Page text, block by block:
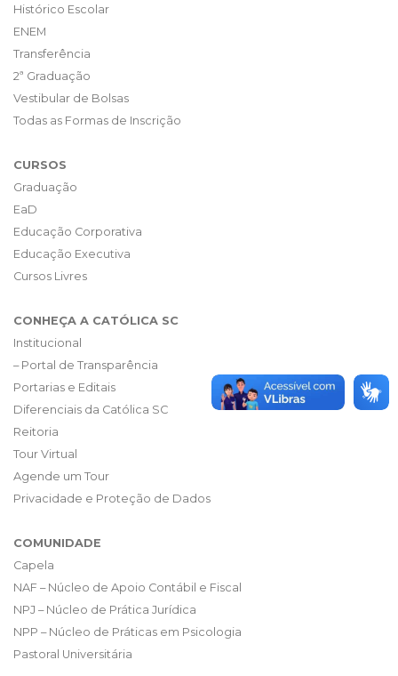
Histórico Escolar
ENEM
Transferência
2ª Graduação
Vestibular de Bolsas
Todas as Formas de Inscrição
CURSOS
Graduação
EaD
Educação Corporativa
Educação Executiva
Cursos Livres
CONHEÇA A CATÓLICA SC
Institucional
– Portal de Transparência
Portarias e Editais
Diferenciais da Católica SC
Reitoria
Tour Virtual
Agende um Tour
Privacidade e Proteção de Dados
COMUNIDADE
Capela
NAF – Núcleo de Apoio Contábil e Fiscal
NPJ – Núcleo de Prática Jurídica
NPP – Núcleo de Práticas em Psicologia
Pastoral Universitária